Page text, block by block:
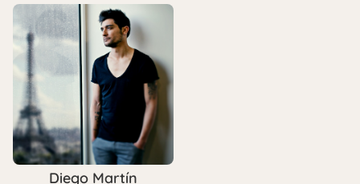
Diego Martín